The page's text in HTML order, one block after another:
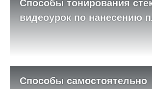
Способы тонирования
видеоурок по нанесению
Способы самостоятельно